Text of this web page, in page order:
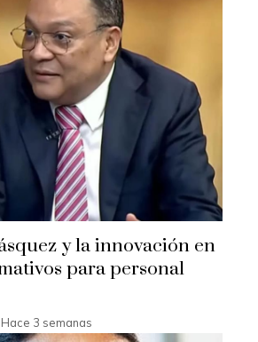
y la innovación en
para personal
Hace 3 semanas